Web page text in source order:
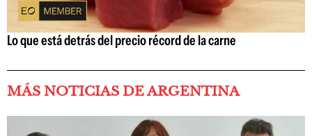
Lo que está detrás del precio récord de la carne
MÁS NOTICIAS DE ARGENTINA